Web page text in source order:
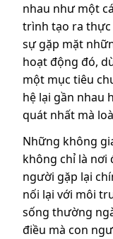
nhau như một
trình tạo ra thực
sự gặp mặt
hoạt động đó,
một mục tiêu
hệ lại gần nhau
quát nhất mà
Những không
không chỉ là nơi
người gặp lại
nối lại với môi
sống thường
điều mà con